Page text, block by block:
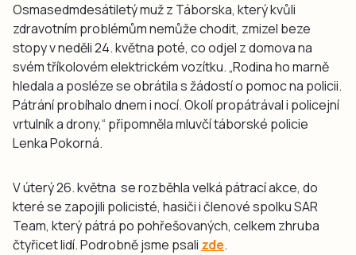
Osmasedmdesátiletý muž z Táborska, který kvůli
zdravotním problémům nemůže chodit, zmizel beze
stopy v neděli 24. května poté, co odjel z domova na
svém tříkolovém elektrickém vozítku. „Rodina ho marně
hledala a posléze se obrátila s žádostí o pomoc na policii.
Pátrání probíhalo dnem i nocí. Okolí propátrával i policejní
vrtulník a drony,“ připomněla mluvčí táborské policie
Lenka Pokorná.
V úterý 26. května se rozběhla velká pátrací akce, do
které se zapojili policisté, hasiči i členové spolku SAR
Team, který pátrá po pohřešovaných, celkem zhruba
čtyřicet lidí. Podrobně jsme psali zde.